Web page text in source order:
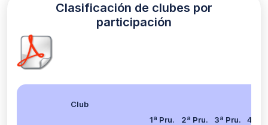
Clasificación de clubes por
participación
Club
1ª Pru.
2ª Pru. 3ª Pru. 4ª